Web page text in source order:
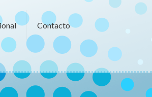
Contacto